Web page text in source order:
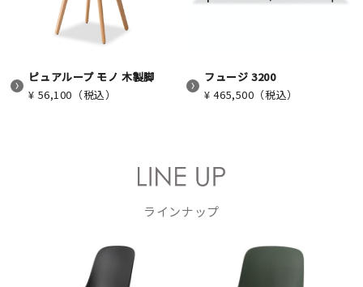
ピュアループ モノ 木製脚
¥ 56,100（税込）
フュージ 3200
¥ 465,500（税込）
ラインナップ